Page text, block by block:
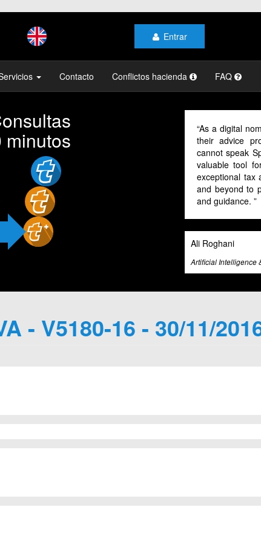
Entrar
Contacto Conflictos hacienda FAQ
minutos
As a digital nomad in Spain I could
their advice provided in English
cannot speak Spanish and this
valuable tool for all expats in
exceptional tax advice expert
and beyond to provide its users with
Artificial Intelligence & Big Data Expert
- V5180-16 - 30/11/